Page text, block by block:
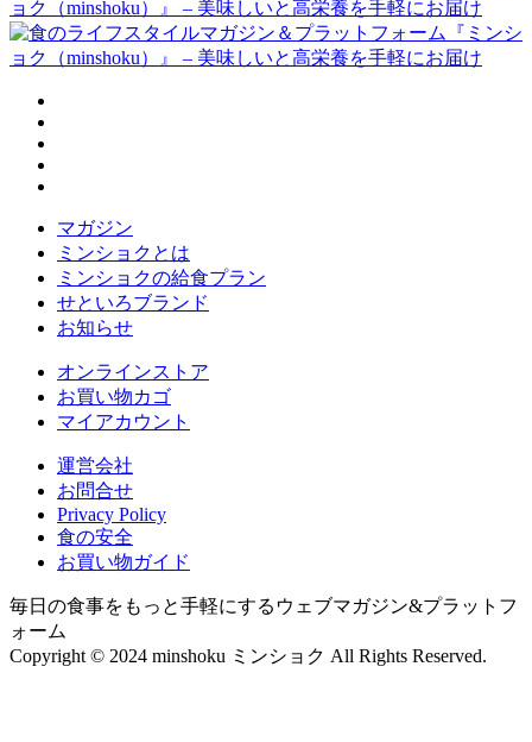
マガジン
ミンショクとは
ミンショクの給食プラン
せといろブランド
お知らせ
オンラインストア
お買い物カゴ
マイアカウント
運営会社
お問合せ
Privacy Policy
食の安全
お買い物ガイド
毎日の食事をもっと手軽にするウェブマガジン&プラットフ
ォーム
Copyright © 2024 minshoku ミンショク All Rights Reserved.